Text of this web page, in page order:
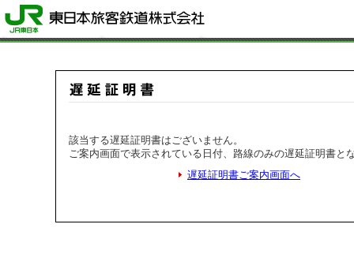
該当する遅延証明書はございません。
ご案内画面で表示されている日付、路線のみの遅延証明書と
遅延証明書ご案内画面へ